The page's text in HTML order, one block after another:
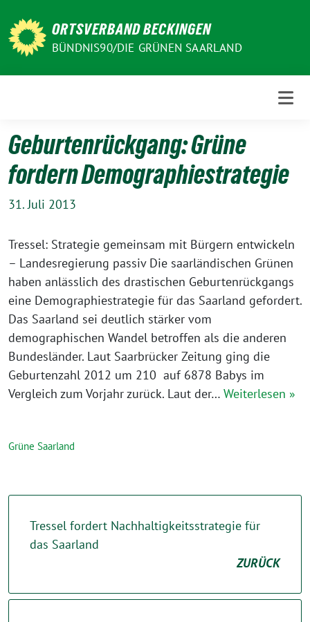
zum
Inhalt
ORTSVERBAND BECKINGEN
BÜNDNIS90/DIE GRÜNEN SAARLAND
Geburtenrückgang: Grüne
fordern Demographiestrategie
31. Juli 2013
Tressel: Strategie gemeinsam mit Bürgern entwickeln
– Landesregierung passiv Die saarländischen Grünen
haben anlässlich des drastischen Geburtenrückgangs
eine Demographiestrategie für das Saarland gefordert.
Das Saarland sei deutlich stärker vom
demographischen Wandel betroffen als die anderen
Bundesländer. Laut Saarbrücker Zeitung ging die
Geburtenzahl 2012 um 210 auf 6878 Babys im
Vergleich zum Vorjahr zurück. Laut der… Weiterlesen »
Grüne Saarland
Tressel fordert Nachhaltigkeitsstrategie für
das Saarland
ZURÜCK